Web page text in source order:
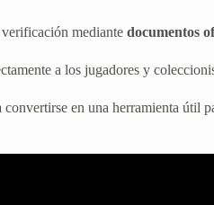
mediante documentos
a los jugadores y
en una herramienta útil